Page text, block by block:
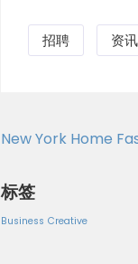
招聘 资讯
New York Home
标签
Business Creative